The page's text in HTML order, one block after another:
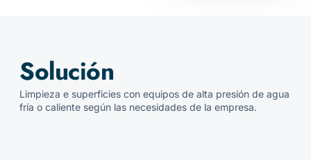
Solución
Limpieza e superficies con equipos de alta presión de agua
fría o caliente según las necesidades de la empresa.